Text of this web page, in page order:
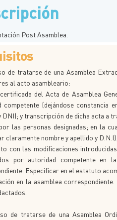
Post Asamblea.
de tratarse de una Asamblea
al acto asambleario:
del Acta de Asamblea
competente (dejándose constancia
DNI); y transcripción de dicha acta a
las personas designadas; en la
claramente nombre y apellido y D.N.I);
con las modificaciones
por autoridad competente en
Especificar en el estatuto
en la asamblea
de tratarse de una Asamblea